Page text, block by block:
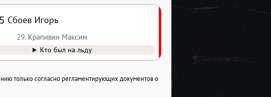
Сбоев Игорь
29. Крапивин Максим
Кто был на льду
только согласно регламентирующих документов о